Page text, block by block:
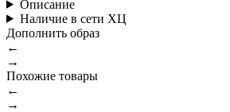
Описание
Наличие в сети ХЦ
Дополнить образ
←
→
Похожие товары
←
→